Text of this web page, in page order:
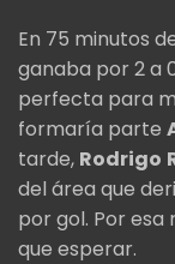
En 75 minutos
ganaba por 2 a
perfecta para
formaría parte
tarde, Rodrigo
del área que
por gol. Por
que esperar.